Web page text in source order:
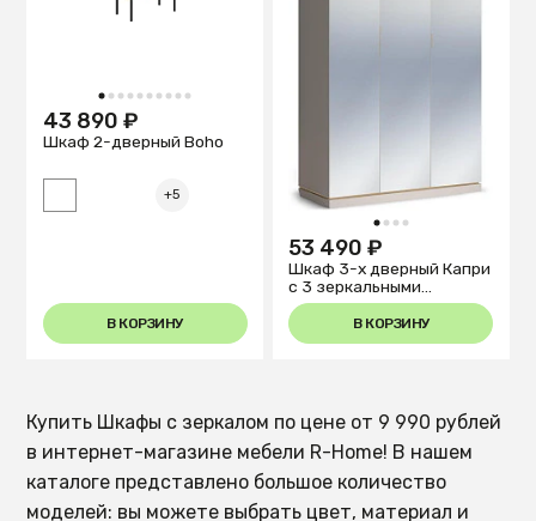
1 2 3 4 5 6 7 8 9 10
43 890 ₽
Шкаф 2-дверный Boho
+5
В КОРЗИНУ
1 2 3 4
53 490 ₽
Шкаф 3-х дверный Капри
с 3 зеркальными
дверями
В КОРЗИНУ
Купить Шкафы с зеркалом по цене от 9 990 рублей
в интернет-магазине мебели R-Home! В нашем
каталоге представлено большое количество
моделей: вы можете выбрать цвет, материал и